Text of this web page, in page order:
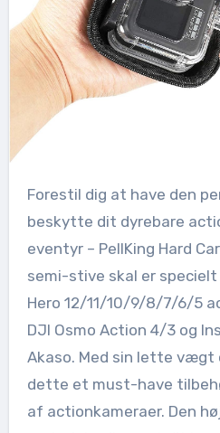
Forestil dig at have den perfekte løsning til at
beskytte dit dyrebare
eventyr – PellKing Hard
semi-stive skal er
Hero 12/11/10/9/8/7/6/5
DJI Osmo Action 4/3 og
Akaso. Med sin lette vægt
dette et must-have
af actionkameraer. Den